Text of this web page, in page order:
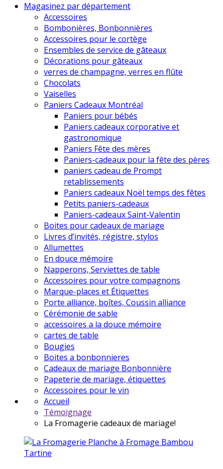
Magasinez par département
Accessoires
Bombonières, Bonbonnières
Accessoires pour le cortège
Ensembles de service de gâteaux
Décorations pour gâteaux
verres de champagne, verres en flûte
Chocolats
Vaiselles
Paniers Cadeaux Montréal
Paniers pour bébés
Paniers cadeaux corporative et
gastronomique
Paniers Fête des mères
Paniers-cadeaux pour la fête des pères
paniers cadeau de Prompt
retablissements
Paniers cadeaux Noël temps des fêtes
Petits paniers-cadeaux
Paniers-cadeaux Saint-Valentin
Boites pour cadeaux de mariage
Livres d’invités, régistre, stylos
Allumettes
En douce mémoire
Napperons, Serviettes de table
Accessoires pour votre compagnons
Marque-places et Étiquettes
Porte alliance, boîtes, Coussin alliance
Cérémonie de sable
accessoires a la douce mémoire
cartes de table
Bougies
Boites a bonbonnieres
Cadeaux de mariage Bonbonnière
Papeterie de mariage, étiquettes
Accessoires pour le vin
Accueil
Témoignage
La Fromagerie cadeaux de mariage!